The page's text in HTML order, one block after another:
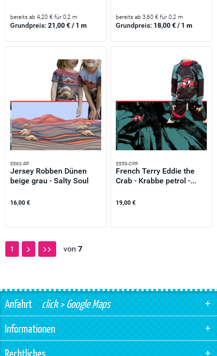
bereits ab 4,20 € für 0,2 m
Grundpreis:21,00 € / 1 m
bereits ab 3,60 € für 0,2 m
Grundpreis: 18,00 € / 1 m
S560-RP
Jersey Robben Dünen
beige grau - Salty Soul
16,00 €
S559-CPP
French Terry Eddie the
Crab - Krabbe petrol -...
19,00 €
1 von 7
Anfahrtclick > Google Maps
Informationen
Rechtliches